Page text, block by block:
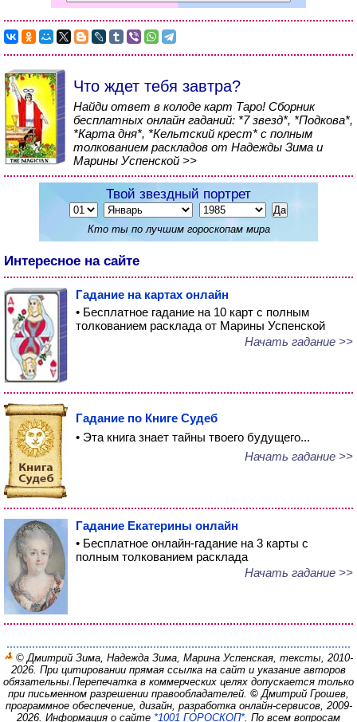
Что ждет тебя завтра?
Найди ответ в колоде карт Таро! Сборник
бесплатных онлайн гаданий: *7 звезд*, *Подкова*,
*Карта дня*, *Кельтский крест* с полным
толкованием раскладов от Надежды Зима и
Марины Успенской >>
Твой звездный портрет
Кто ты по лучшим гороскопам мира
Интересное на сайте
Гадание на картах онлайн
• Бесплатное гадание на 10 карт с полным
толкованием расклада от Марины Успенской
Начать гадание >>
Гадание по Книге Судеб
• Эта книга знает тайны твоего будущего...
Начать гадание >>
Гадание Екатерины онлайн
• Бесплатное онлайн-гадание на 3 карты с
полным толкованием расклада
Начать гадание >>
© Дмитрий Зима, Надежда Зима, Марина Успенская, тексты, 2010-
2026. При цитировании прямая ссылка на сайт и указание авторов
обязательны.Перепечатка в коммерческих целях допускается только
при письменном разрешении правообладателей. © Дмитрий Грошев,
программное обеспечение, дизайн, разработка онлайн-сервисов, 2009-
2026. Информация о сайте *1001 ГОРОСКОП*. По всем вопросам